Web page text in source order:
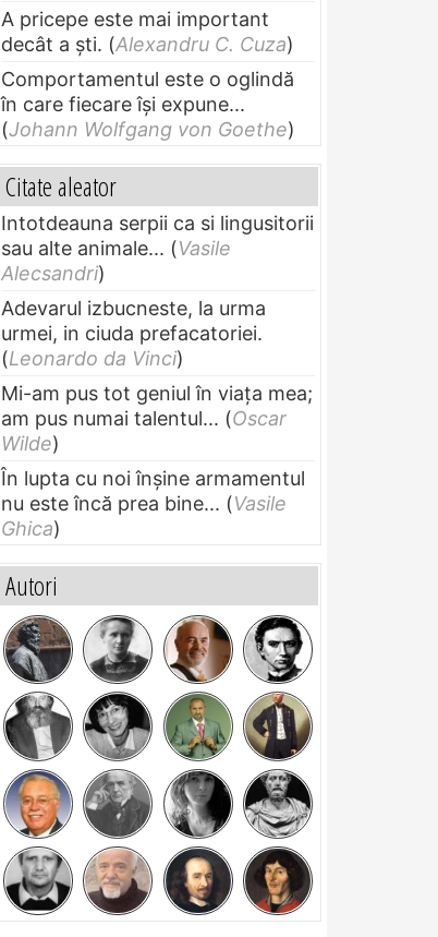
A pricepe este mai important
decât a ști. (Alexandru C. Cuza)
Comportamentul este o oglindă
în care fiecare își expune...
(Johann Wolfgang von Goethe)
Citate aleator
Intotdeauna serpii ca si lingusitorii
sau alte animale... (Vasile
Alecsandri)
Adevarul izbucneste, la urma
urmei, in ciuda prefacatoriei.
(Leonardo da Vinci)
Mi-am pus tot geniul în viața mea;
am pus numai talentul... (Oscar
Wilde)
În lupta cu noi înșine armamentul
nu este încă prea bine... (Vasile
Ghica)
Autori